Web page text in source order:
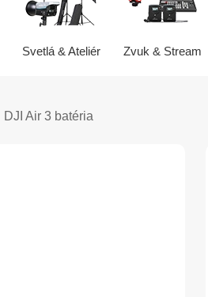
Svetlá & Ateliér Zvuk & Stream
DJI Air 3 batéria